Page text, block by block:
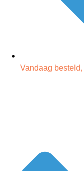
Vandaag besteld,